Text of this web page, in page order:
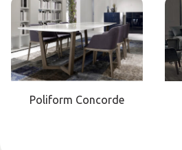
Poliform Concorde